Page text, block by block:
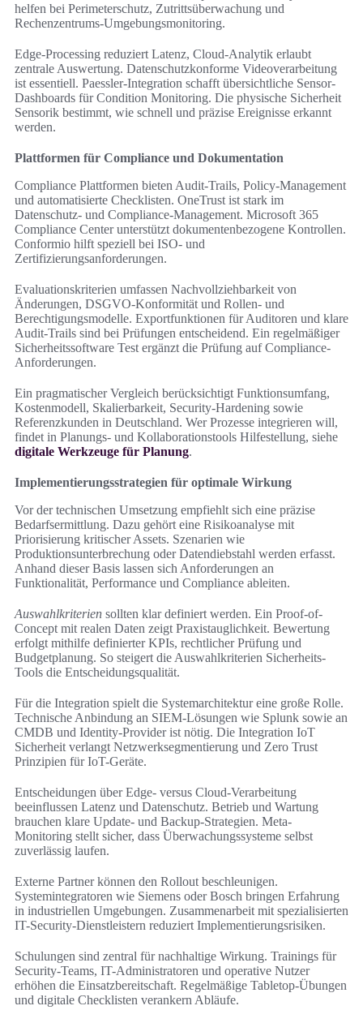
helfen bei Perimeterschutz, Zutrittsüberwachung und
Rechenzentrums-Umgebungsmonitoring.
Edge-Processing reduziert Latenz, Cloud-Analytik erlaubt
zentrale Auswertung. Datenschutzkonforme Videoverarbeitung
ist essentiell. Paessler-Integration schafft übersichtliche Sensor-
Dashboards für Condition Monitoring. Die physische Sicherheit
Sensorik bestimmt, wie schnell und präzise Ereignisse erkannt
werden.
Plattformen für Compliance und Dokumentation
Compliance Plattformen bieten Audit-Trails, Policy-Management
und automatisierte Checklisten. OneTrust ist stark im
Datenschutz- und Compliance-Management. Microsoft 365
Compliance Center unterstützt dokumentenbezogene Kontrollen.
Conformio hilft speziell bei ISO- und
Zertifizierungsanforderungen.
Evaluationskriterien umfassen Nachvollziehbarkeit von
Änderungen, DSGVO-Konformität und Rollen- und
Berechtigungsmodelle. Exportfunktionen für Auditoren und klare
Audit-Trails sind bei Prüfungen entscheidend. Ein regelmäßiger
Sicherheitssoftware Test ergänzt die Prüfung auf Compliance-
Anforderungen.
Ein pragmatischer Vergleich berücksichtigt Funktionsumfang,
Kostenmodell, Skalierbarkeit, Security-Hardening sowie
Referenzkunden in Deutschland. Wer Prozesse integrieren will,
findet in Planungs- und Kollaborationstools Hilfestellung, siehe
digitale Werkzeuge für Planung.
Implementierungsstrategien für optimale Wirkung
Vor der technischen Umsetzung empfiehlt sich eine präzise
Bedarfsermittlung. Dazu gehört eine Risikoanalyse mit
Priorisierung kritischer Assets. Szenarien wie
Produktionsunterbrechung oder Datendiebstahl werden erfasst.
Anhand dieser Basis lassen sich Anforderungen an
Funktionalität, Performance und Compliance ableiten.
Auswahlkriterien sollten klar definiert werden. Ein Proof-of-
Concept mit realen Daten zeigt Praxistauglichkeit. Bewertung
erfolgt mithilfe definierter KPIs, rechtlicher Prüfung und
Budgetplanung. So steigert die Auswahlkriterien Sicherheits-
Tools die Entscheidungsqualität.
Für die Integration spielt die Systemarchitektur eine große Rolle.
Technische Anbindung an SIEM-Lösungen wie Splunk sowie an
CMDB und Identity-Provider ist nötig. Die Integration IoT
Sicherheit verlangt Netzwerksegmentierung und Zero Trust
Prinzipien für IoT-Geräte.
Entscheidungen über Edge- versus Cloud-Verarbeitung
beeinflussen Latenz und Datenschutz. Betrieb und Wartung
brauchen klare Update- und Backup-Strategien. Meta-
Monitoring stellt sicher, dass Überwachungssysteme selbst
zuverlässig laufen.
Externe Partner können den Rollout beschleunigen.
Systemintegratoren wie Siemens oder Bosch bringen Erfahrung
in industriellen Umgebungen. Zusammenarbeit mit spezialisierten
IT-Security-Dienstleistern reduziert Implementierungsrisiken.
Schulungen sind zentral für nachhaltige Wirkung. Trainings für
Security-Teams, IT-Administratoren und operative Nutzer
erhöhen die Einsatzbereitschaft. Regelmäßige Tabletop-Übungen
und digitale Checklisten verankern Abläufe.